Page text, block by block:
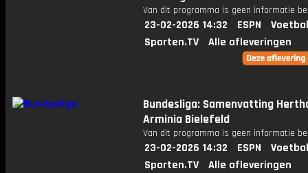
Van dit programma is geen informatie
23-02-2026 14:32 ESPN
Sporten.TV
Alle afleveringen
Bundesliga: Samenvatting
Arminia Bielefeld
Van dit programma is geen informatie
23-02-2026 14:32 ESPN
Sporten.TV
Alle afleveringen